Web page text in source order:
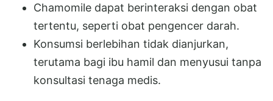
Chamomile dapat berinteraksi dengan obat
tertentu, seperti obat pengencer darah.
Konsumsi berlebihan tidak dianjurkan,
terutama bagi ibu hamil dan menyusui tanpa
konsultasi tenaga medis.